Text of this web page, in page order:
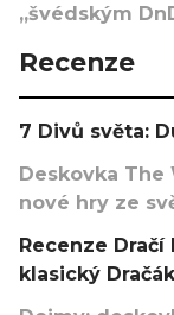
„švédským
Recenze
7 Divů světa:
Deskovka The
nové hry ze
Recenze
klasický